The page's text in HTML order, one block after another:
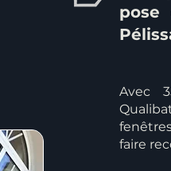
pose
Avec
faire